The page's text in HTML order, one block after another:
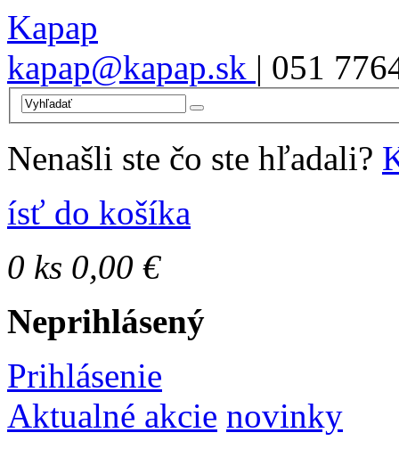
Kapap
kapap@kapap.sk | 051
Nenašli ste čo ste hľadali?
ísť do košíka
0 ks 0,00 €
Neprihlásený
Prihlásenie
Aktualné akcie novinky